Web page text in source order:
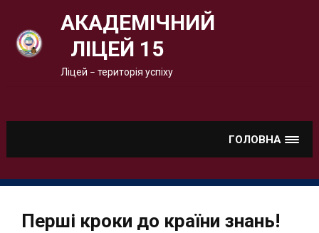
АКАДЕМІЧНИЙ
ЛІЦЕЙ 15
Ліцей – територія успіху
ГОЛОВНА
Перші кроки до країни знань!